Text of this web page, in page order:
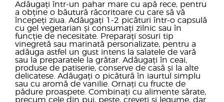
Adăugați într-un pahar mare cu apă rece, pentru
a obține o băutură răcoritoare cu care să vă
începeți ziua. Adăugați 1-2 picături într-o capsulă
cu gel vegetarian și consumați zilnic sau în
funcție de necesitate. Preparați sosuri tip
vinegretă sau marinată personalizate, pentru a
adăuga astfel un gust intens la salatele de vară
sau la preparatele la grătar. Adăugați în ceai,
produse de patiserie, conserve de casă și la alte
delicatese. Adăugați o picătură în iaurtul simplu
sau cu aromă de vanilie. Ornați cu fructe de
pădure proaspete. Combinați cu alimente sărate,
precum cele din pui, pește, creveți și legume, dar